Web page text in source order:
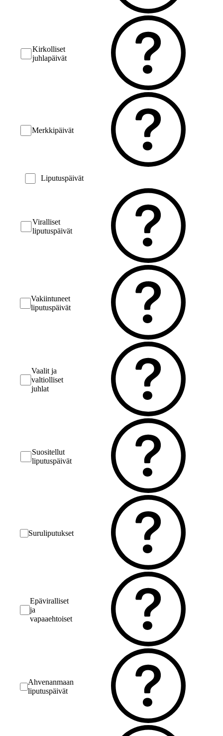
Kirkolliset
juhlapäivät
Merkkipäivät
Liputuspäivät
Viralliset
liputuspäivät
Vakiintuneet
liputuspäivät
Vaalit ja
valtiolliset
juhlat
Suositellut
liputuspäivät
Suruliputukset
Epäviralliset
ja
vapaaehtoiset
Ahvenanmaan
liputuspäivät